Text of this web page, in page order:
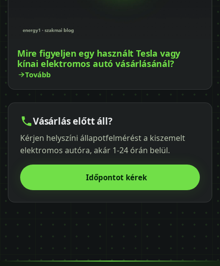
Mire figyeljen egy használt Tesla vagy
kínai elektromos autó vásárlásánál?
Tovább
Vásárlás előtt áll?
Kérjen helyszíni állapotfelmérést a kiszemelt
elektromos autóra, akár 1-24 órán belül.
Időpontot kérek